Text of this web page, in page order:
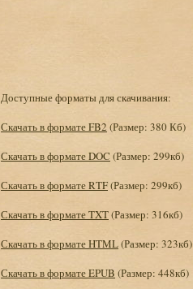
Доступные форматы для скачивания:
Скачать в формате FB2 (Размер: 380 Кб)
Скачать в формате DOC (Размер: 299кб)
Скачать в формате RTF(Размер: 299кб)
Скачать в формате TXT(Размер: 316кб)
Скачать в формате HTML(Размер: 323кб)
Скачать в формате EPUB (Размер: 448кб)